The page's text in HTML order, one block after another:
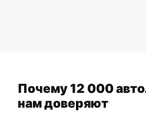
Почему 12 000
нам доверяют